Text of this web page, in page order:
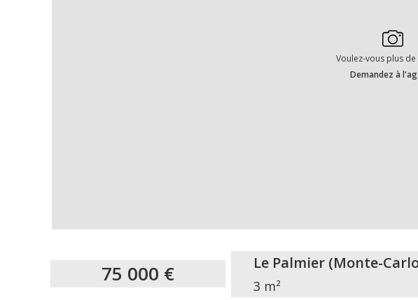
Voulez-vous plus
Demandez à
75 000 € Le Palmier (Monte-
3 m²